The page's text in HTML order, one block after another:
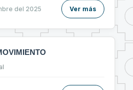
del 2025 Ver más